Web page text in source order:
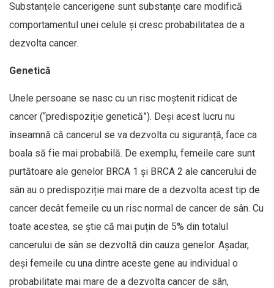
Substanțele cancerigene sunt substanțe care modifică
comportamentul unei celule și cresc probabilitatea de a
dezvolta cancer.
Genetică
Unele persoane se nasc cu un risc moștenit ridicat de
cancer (“predispoziție genetică”). Deși acest lucru nu
înseamnă că cancerul se va dezvolta cu siguranță, face ca
boala să fie mai probabilă. De exemplu, femeile care sunt
purtătoare ale genelor BRCA 1 și BRCA 2 ale cancerului de
sân au o predispoziție mai mare de a dezvolta acest tip de
cancer decât femeile cu un risc normal de cancer de sân. Cu
toate acestea, se știe că mai puțin de 5% din totalul
cancerului de sân se dezvoltă din cauza genelor. Așadar,
deși femeile cu una dintre aceste gene au individual o
probabilitate mai mare de a dezvolta cancer de sân,